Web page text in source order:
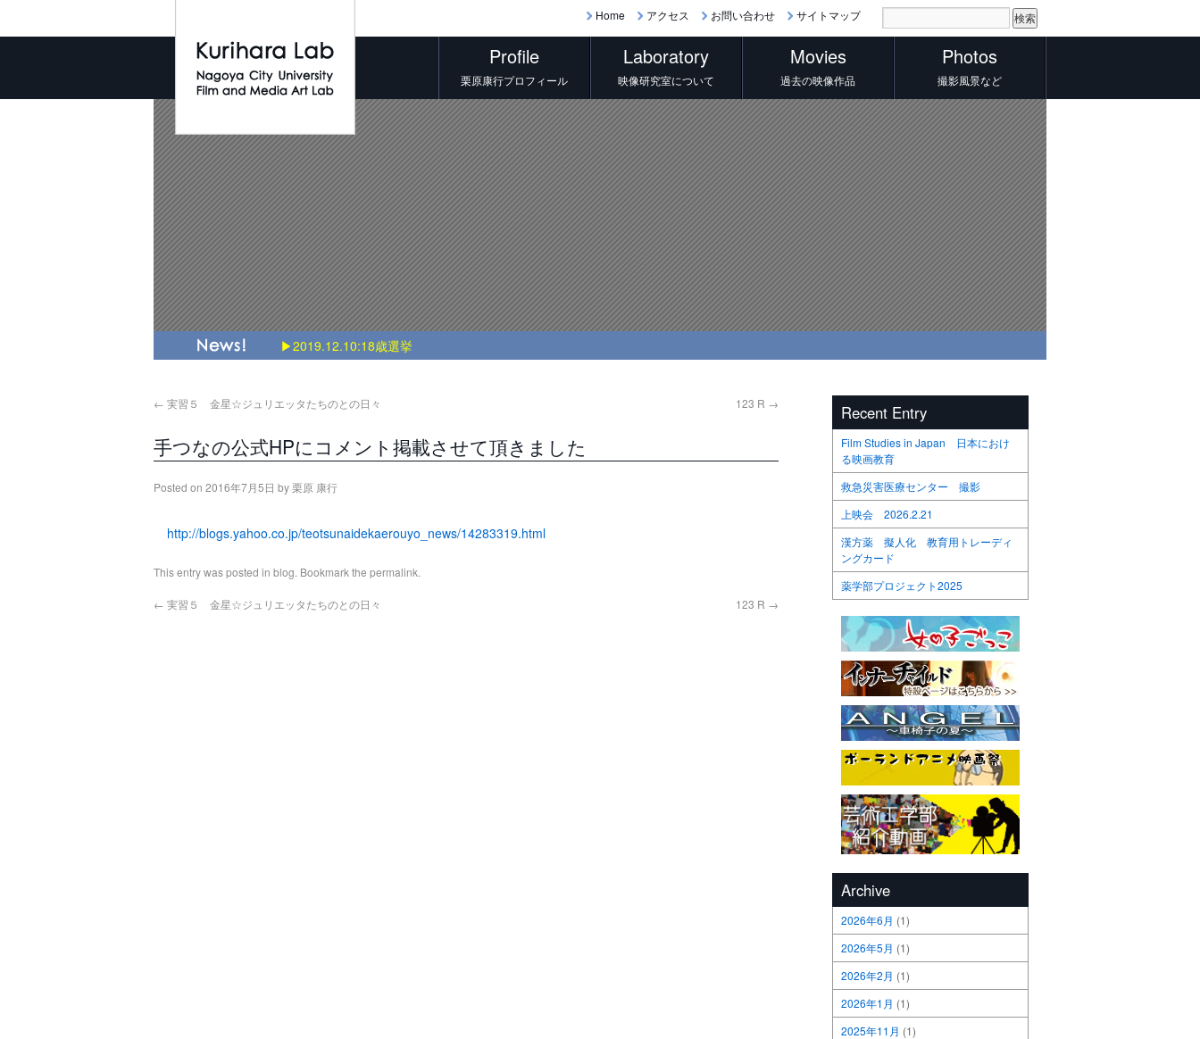
Home アクセス お問い合わせ サイトマップ
Profile
栗原康行プロフィール
Laboratory
映像研究室について
Movies
過去の映像作品
Photos
撮影風景など
▶2019.12.10:18歳選挙
← 実習５ 金星☆ジュリエッタたちのとの日々 123 R →
手つなの公式HPにコメント掲載させて頂きました
Posted on 2016年7月5日 by栗原 康行
http://blogs.yahoo.co.jp/teotsunaidekaerouyo_news/14283319.html
This entry was posted in blog. Bookmark the permalink.
← 実習５ 金星☆ジュリエッタたちのとの日々 123 R →
Recent Entry
Film Studies in Japan 日本におけ
る映画教育
救急災害医療センター 撮影
上映会 2026.2.21
漢方薬 擬人化 教育用トレーディ
ングカード
薬学部プロジェクト2025
Archive
2026年6月 (1)
2026年5月 (1)
2026年2月 (1)
2026年1月 (1)
2025年11月 (1)